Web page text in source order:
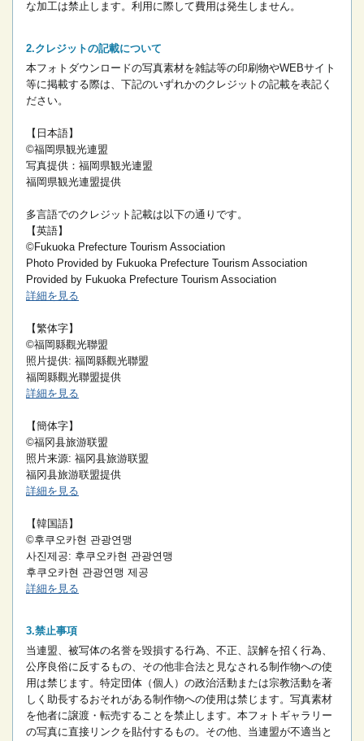
な加工は禁止します。 利用に際して費用は発生しません。
クレジットの記載について
本フォトダウンロードの写真素材を雑誌等の印刷物やWEBサイト
等に掲載する際は、下記のいずれかのクレジットの記載を表記く
ださい。
【日本語】
©福岡県観光連盟
写真提供：福岡県観光連盟
福岡県観光連盟提供
多言語でのクレジット記載は以下の通りです。
【英語】
©Fukuoka Prefecture Tourism Association
Photo Provided by Fukuoka Prefecture Tourism Association
Provided by Fukuoka Prefecture Tourism Association
詳細を見る
【繁体字】
©福岡縣觀光聯盟
照片提供: 福岡縣觀光聯盟
福岡縣觀光聯盟提供
詳細を見る
【簡体字】
©福冈县旅游联盟
照片来源: 福冈县旅游联盟
福冈县旅游联盟提供
詳細を見る
【韓国語】
©후쿠오카현 관광연맹
사진제공: 후쿠오카현 관광연맹
후쿠오카현 관광연맹 제공
詳細を見る
禁止事項
当連盟、被写体の名誉を毀損する行為、不正、誤解を招く行為、
公序良俗に反するもの、その他非合法と見なされる制作物への使
用は禁じます。 特定団体（個人）の政治活動または宗教活動を著
しく助長するおそれがある制作物への使用は禁じます。 写真素材
を他者に譲渡・転売することを禁止します。 本フォトギャラリー
の写真に直接リンクを貼付するもの。 その他、当連盟が不適当と